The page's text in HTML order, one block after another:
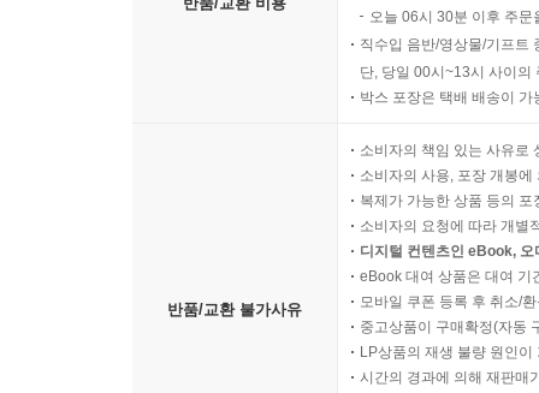
오늘 06시 30분 이후 주
직수입 음반/영상물/기프트
단, 당일 00시~13시 사이의
박스 포장은 택배 배송이
반품/교환 불가사유
소비자의 책임 있는 사유로
소비자의 사용, 포장 개봉
복제가 가능한 상품 등의
소비자의 요청에 따라 개별
디지털 컨텐츠인 eBook,
eBook 대여 상품은 대여 기
모바일 쿠폰 등록 후 취소/
중고상품이 구매확정(자동
LP상품의 재생 불량 원인
시간의 경과에 의해 재판매